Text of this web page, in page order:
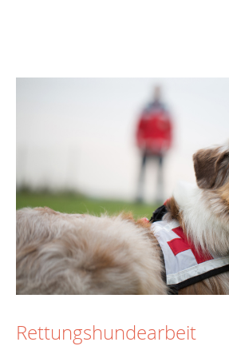
Rettungshundearbeit